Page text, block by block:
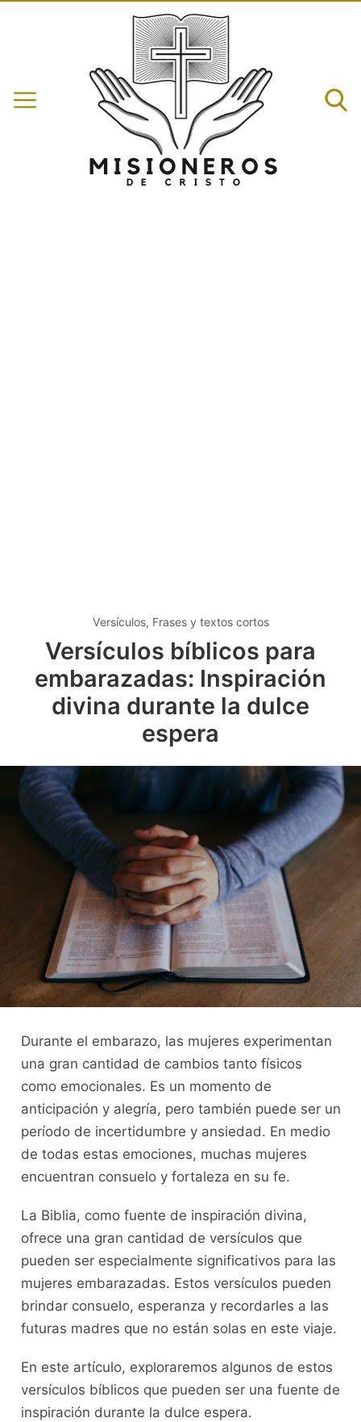
Versículos, Frases y textos cortos
Versículos bíblicos para
embarazadas: Inspiración
divina durante la dulce
espera
Durante el embarazo, las mujeres experimentan
una gran cantidad de cambios tanto físicos
como emocionales. Es un momento de
anticipación y alegría, pero también puede ser un
período de incertidumbre y ansiedad. En medio
de todas estas emociones, muchas mujeres
encuentran consuelo y fortaleza en su fe.
La Biblia, como fuente de inspiración divina,
ofrece una gran cantidad de versículos que
pueden ser especialmente significativos para las
mujeres embarazadas. Estos versículos pueden
brindar consuelo, esperanza y recordarles a las
futuras madres que no están solas en este viaje.
En este artículo, exploraremos algunos de estos
versículos bíblicos que pueden ser una fuente de
inspiración durante la dulce espera.